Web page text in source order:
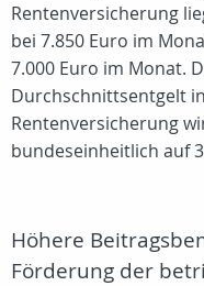
Rentenversicherung
bei 7.850 Euro im
7.000 Euro im Monat.
Durchschnittsentgelt
Rentenversicherung
bundeseinheitlich auf
Höhere
Förderung der